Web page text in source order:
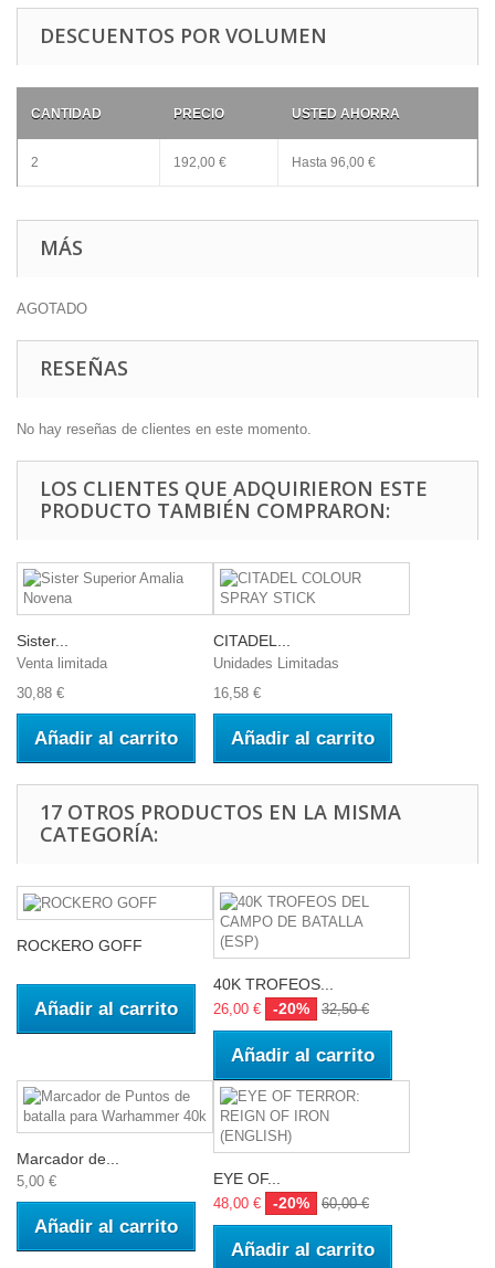
DESCUENTOS POR VOLUMEN
CANTIDAD PRECIO USTED AHORRA
2 192,00 € Hasta 96,00 €
MÁS
AGOTADO
RESEÑAS
No hay reseñas de clientes en este momento.
LOS CLIENTES QUE ADQUIRIERON ESTE
PRODUCTO TAMBIÉN COMPRARON:
Sister...
Venta limitada
30,88 €
Añadir al carrito
CITADEL...
Unidades Limitadas
16,58 €
Añadir al carrito
17 OTROS PRODUCTOS EN LA MISMA
CATEGORÍA:
ROCKERO GOFF
Añadir al carrito
40K TROFEOS...
26,00 € -20% 32,50 €
Añadir al carrito
Marcador de...
5,00 €
Añadir al carrito
EYE OF...
48,00 € -20% 60,00 €
Añadir al carrito